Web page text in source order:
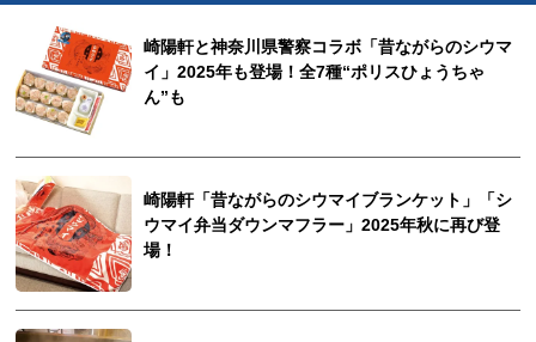
崎陽軒と神奈川県警察コラボ「昔ながらのシウマ
イ」2025年も登場！全7種“ポリスひょうちゃ
ん”も
崎陽軒「昔ながらのシウマイブランケット」「シ
ウマイ弁当ダウンマフラー」2025年秋に再び登
場！